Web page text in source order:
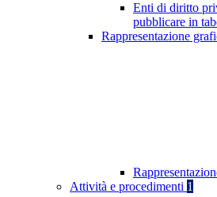
Enti di diritto
pubblicare in
Rappresentazione
Attività e procedimenti 1